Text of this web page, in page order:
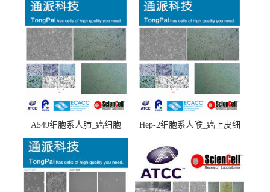
A549细胞系人肺_癌细胞
(A549细胞)
Hep-2细胞系人喉_癌上皮细